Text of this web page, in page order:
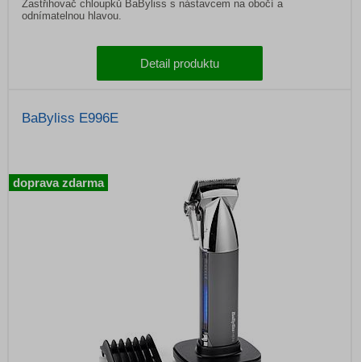
Zastřihovač chloupků BaByliss s nástavcem na obočí a
odnímatelnou hlavou.
Detail produktu
BaByliss E996E
doprava zdarma